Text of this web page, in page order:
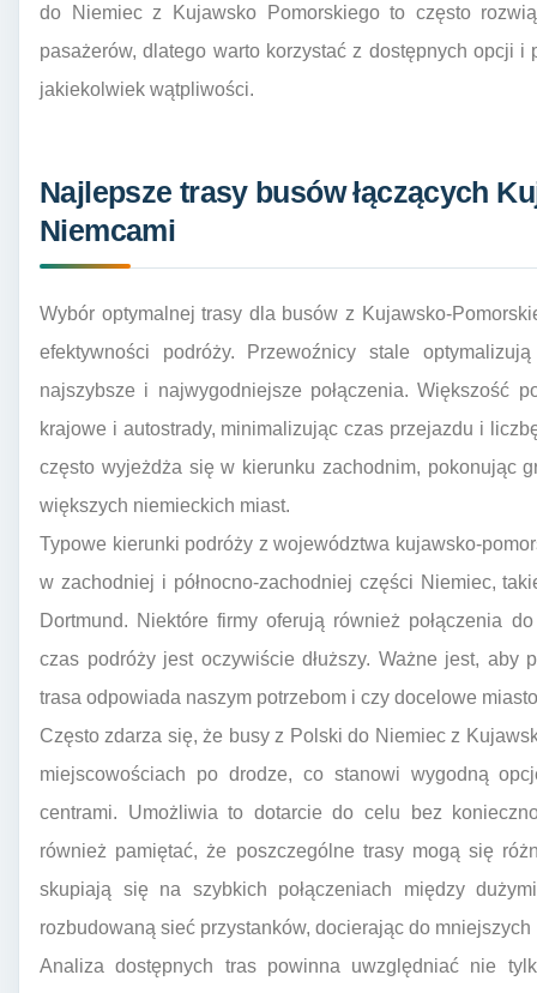
do Niemiec z Kujawsko Pomorskiego to często
pasażerów, dlatego warto korzystać z dostępnych opcji i
jakiekolwiek wątpliwości.
Najlepsze trasy busów łączących
Niemcami
Wybór optymalnej trasy dla busów z Kujawsko-
efektywności podróży. Przewoźnicy stale
najszybsze i najwygodniejsze połączenia. Większość
krajowe i autostrady, minimalizując czas przejazdu i
często wyjeżdża się w kierunku zachodnim, pokonując
większych niemieckich miast.
Typowe kierunki podróży z województwa kujawsko-
w zachodniej i północno-zachodniej części Niemiec,
Dortmund. Niektóre firmy oferują również połączenia
czas podróży jest oczywiście dłuższy. Ważne jest, aby
trasa odpowiada naszym potrzebom i czy docelowe
Często zdarza się, że busy z Polski do Niemiec z
miejscowościach po drodze, co stanowi wygodną
centrami. Umożliwia to dotarcie do celu bez
również pamiętać, że poszczególne trasy mogą się
skupiają się na szybkich połączeniach między
rozbudowaną sieć przystanków, docierając do
Analiza dostępnych tras powinna uwzględniać nie